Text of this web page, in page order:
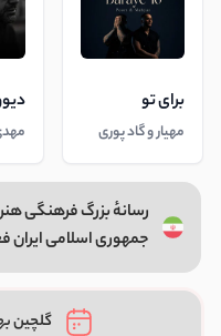
برای تو
مهیار و گاد پوری
رسانهٔ بزرگ فرهنگی
جمهوری اسلامی ایران
گلچین